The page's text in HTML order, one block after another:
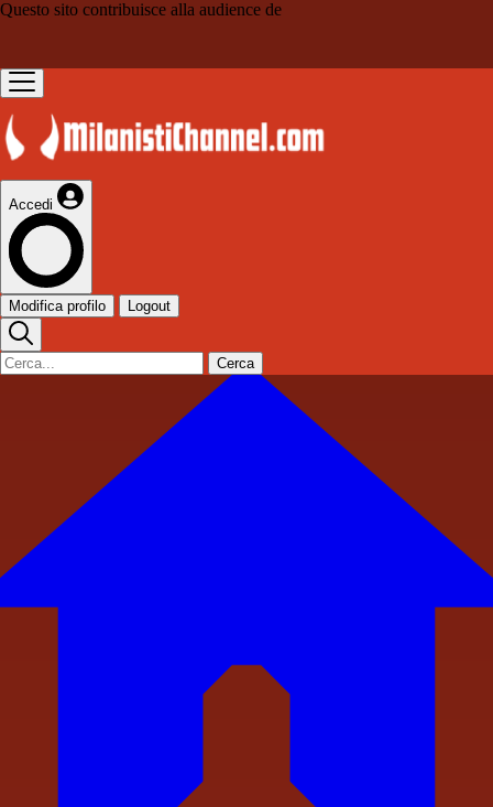
Questo sito contribuisce alla audience de
Accedi
Modifica profilo Logout
Cerca